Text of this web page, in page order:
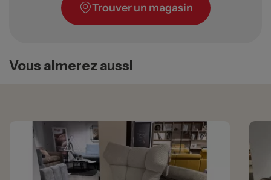
Trouver un magasin
Vous aimerez aussi